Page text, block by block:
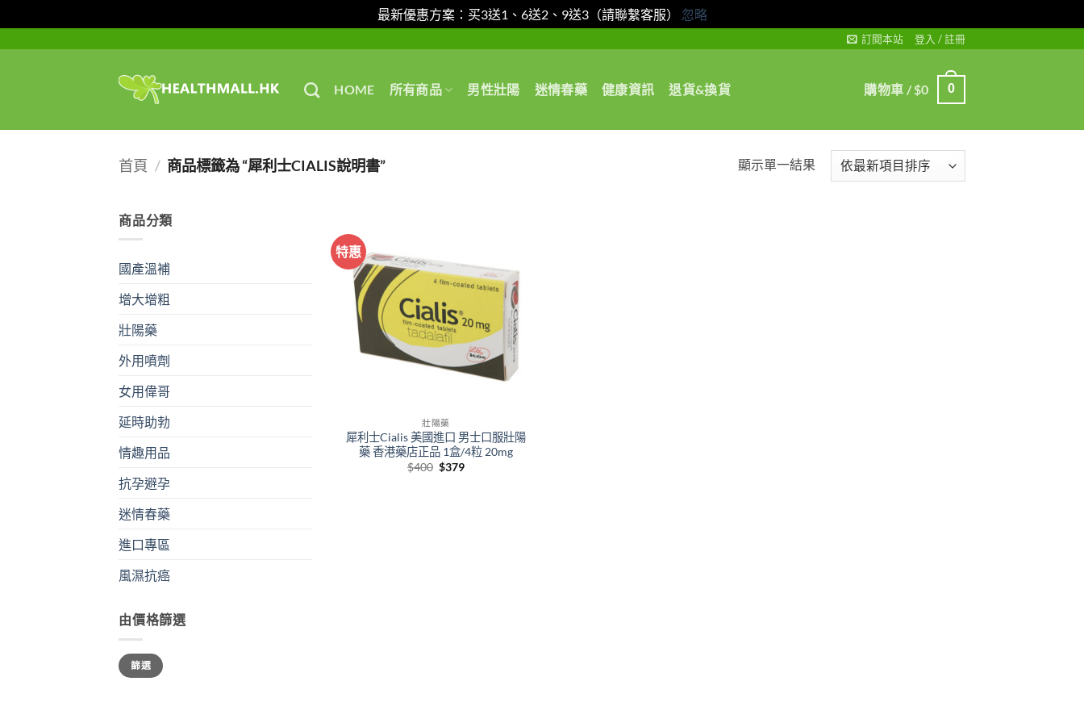
最新優惠方案：买3送1、6送2、9送3（請聯繫客服） 忽略
訂閱本站 登入 / 註冊
HOME 所有商品 男性壯陽 迷情春藥 健康資訊 退貨&換貨 購物車 /$0 0
首頁 / 商品標籤為 “犀利士CIALIS說明書” 顯示單一結果
商品分類
國產溫補
增大增粗
壯陽藥
外用噴劑
女用偉哥
延時助勃
情趣用品
抗孕避孕
迷情春藥
進口專區
風濕抗癌
由價格篩選
最
低
價
最
高
價
篩選
特惠
壯陽藥
犀利士Cialis 美國進口 男士口服壯陽
藥 香港藥店正品 1盒/4粒 20mg
$400 Original
$379Current